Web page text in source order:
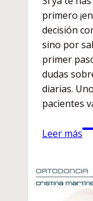
primero
decisión
sino por
primer
dudas
diarias.
pacientes
Leer más
y